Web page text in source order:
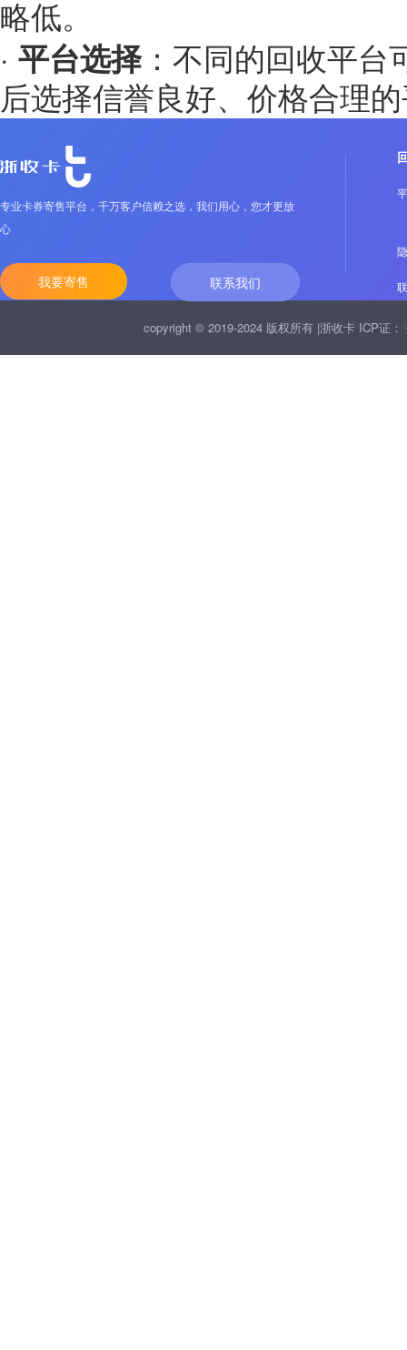
略低。
· 平台选择：不同的回收平台
后选择信誉良好、价格合理
专业卡券寄售平台，千万客户信赖之选，我们用心，您才更放
心
我要寄售 联系我们
copyright © 2019-2024 版权所有 |浙收卡 ICP证：